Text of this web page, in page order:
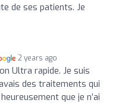
de ses patients. Je
2 years ago
Ultra rapide. Je suis
des traitements qui
que je n’ai